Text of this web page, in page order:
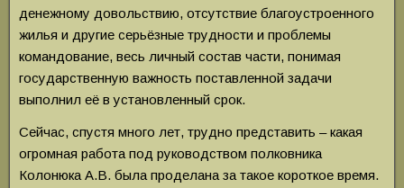
денежному довольствию, отсутствие благоустроенного
жилья и другие серьёзные трудности и проблемы
командование, весь личный состав части, понимая
государственную важность поставленной задачи
выполнил её в установленный срок.
Сейчас, спустя много лет, трудно представить – какая
огромная работа под руководством полковника
Колонюка А.В. была проделана за такое короткое время.